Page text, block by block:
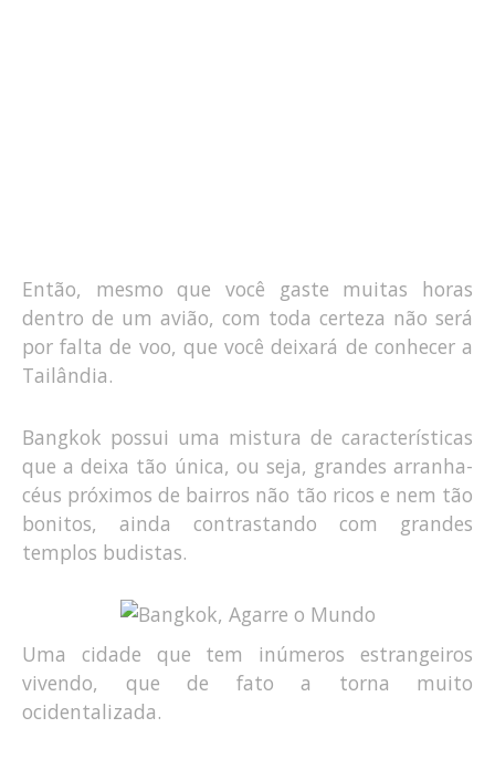
Então, mesmo que você gaste muitas horas
dentro de um avião, com toda certeza não será
por falta de voo, que você deixará de conhecer a
Tailândia.
Bangkok possui uma mistura de características
que a deixa tão única, ou seja, grandes arranha-
céus próximos de bairros não tão ricos e nem tão
bonitos, ainda contrastando com grandes
templos budistas.
Uma cidade que tem inúmeros estrangeiros
vivendo, que de fato a torna muito
ocidentalizada.